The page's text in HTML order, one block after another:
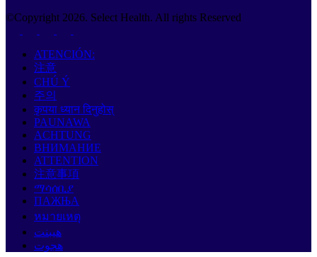
©Copyright 2026. Select Health. All rights Reserved
ATENCIÓN:
注意
CHÚ Ý
주의
कृपया ध्यान दिनुहोस्
PAUNAWA
ACHTUNG
ВНИМАНИЕ
ATTENTION
注意事項
ማሳሰቢያ
ПАЖЊА
หมายเหตุ
هيبنت
هجوت